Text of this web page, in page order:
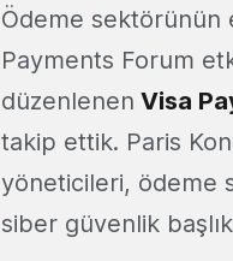
Ödeme sektörünün
Payments Forum
düzenlenen Visa
takip ettik. Paris
yöneticileri, ödeme
siber güvenlik